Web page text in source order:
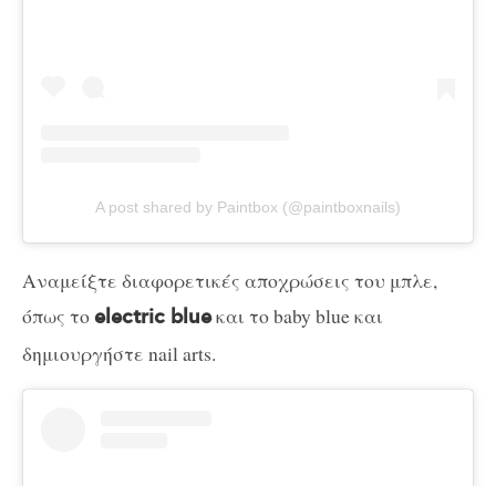
A post shared by Paintbox (@paintboxnails)
Αναμείξτε διαφορετικές αποχρώσεις του μπλε,
όπως τοelectric blueκαι το baby blue και
δημιουργήστε nail arts.